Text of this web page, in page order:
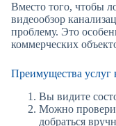
Вместо того, чтобы
видеообзор
проблему. Это
коммерческих
Преимущества услуг
Вы видите
Можно
добраться